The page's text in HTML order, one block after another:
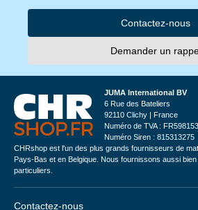
Contactez-nous
Demander un
JUMA International BV
6 Rue des Bateliers
92110 Clichy | France
Numéro de TVA :
Numéro Siren : 815313275
CHRshop est l'un des plus grands fournisseurs de
Pays-Bas et en Belgique. Nous fournissons aussi
particuliers.
Contactez-nous